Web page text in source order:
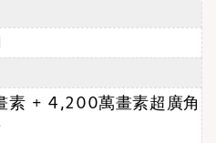
素 + 4,200萬畫素超廣角